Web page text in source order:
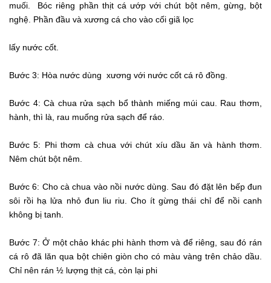
muối. Bóc riêng phần thịt cá ướp với chút bột nêm, gừng, bột
nghệ. Phần đầu và xương cá cho vào cối giã lọc
lấy nước cốt.
Bước 3: Hòa nước dùng xương với nước cốt cá rô đồng.
Bước 4: Cà chua rửa sạch bổ thành miếng múi cau. Rau thơm,
hành, thì là, rau muống rửa sạch để ráo.
Bước 5: Phi thơm cà chua với chút xíu dầu ăn và hành thơm.
Nêm chút bột nêm.
Bước 6: Cho cà chua vào nồi nước dùng. Sau đó đặt lên bếp đun
sôi rồi hạ lửa nhỏ đun liu riu. Cho ít gừng thái chỉ để nồi canh
không bị tanh.
Bước 7: Ở một chảo khác phi hành thơm và để riêng, sau đó rán
cá rô đã lăn qua bột chiên giòn cho có màu vàng trên chảo dầu.
Chỉ nên rán ½ lượng thịt cá, còn lại phi